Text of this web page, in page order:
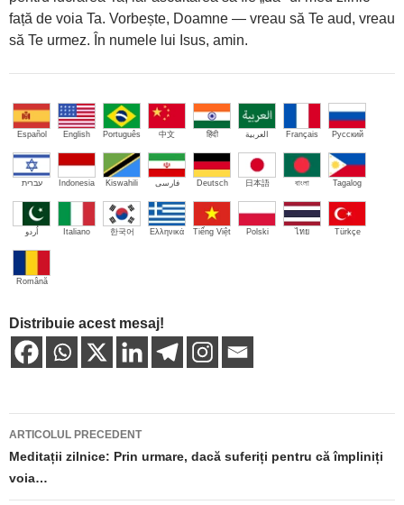
față de voia Ta. Vorbește, Doamne — vreau să Te aud, vreau
să Te urmez. În numele lui Isus, amin.
Español English Português 中文 हिंदी العربية Français Русский
עברית Indonesia Kiswahili فارسی Deutsch 日本語 বাংলা Tagalog
اُردو Italiano 한국어 Ελληνικά Tiếng Việt Polski ไทย Türkçe
Română
Distribuie acest mesaj!
Navigare
în
articole
ARTICOLUL PRECEDENT
Meditații zilnice: Prin urmare, dacă suferiți pentru că împliniți
voia…